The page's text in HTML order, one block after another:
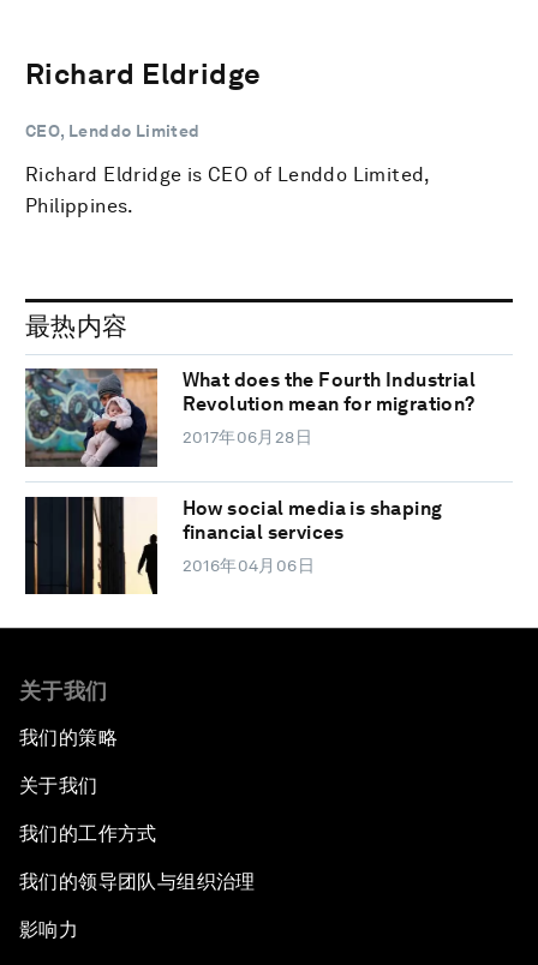
Richard Eldridge
CEO, Lenddo Limited
Richard Eldridge is CEO of Lenddo Limited,
Philippines.
最热内容
What does the Fourth Industrial
Revolution mean for migration?
2017年06月28日
How social media is shaping
financial services
2016年04月06日
关于我们
我们的策略
关于我们
我们的工作方式
我们的领导团队与组织治理
影响力